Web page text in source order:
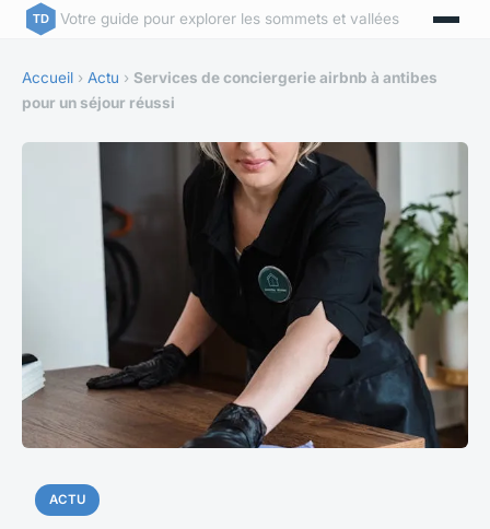
Votre guide pour explorer les sommets et vallées
Accueil › Actu › Services de conciergerie airbnb à antibes
pour un séjour réussi
ACTU